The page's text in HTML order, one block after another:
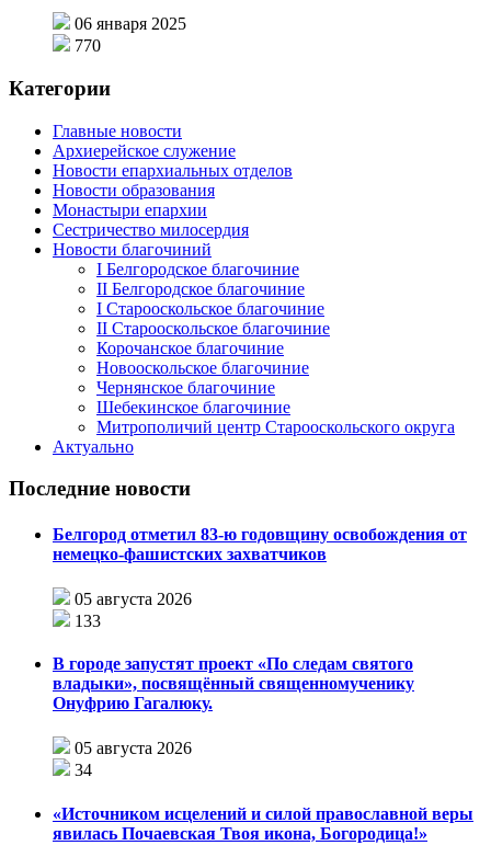
06 января 2025
770
Категории
Главные новости
Архиерейское служение
Новости епархиальных отделов
Новости образования
Монастыри епархии
Сестричество милосердия
Новости благочиний
I Белгородское благочиние
II Белгородское благочиние
I Старооскольское благочиние
II Старооскольское благочиние
Корочанское благочиние
Новооскольское благочиние
Чернянское благочиние
Шебекинское благочиние
Митрополичий центр Старооскольского округа
Актуально
Последние новости
Белгород отметил 83-ю годовщину освобождения от
немецко-фашистских захватчиков
05 августа 2026
133
В городе запустят проект «По следам святого
владыки», посвящённый священномученику
Онуфрию Гагалюку.
05 августа 2026
34
«Источником исцелений и силой православной веры
явилась Почаевская Твоя икона, Богородица!»